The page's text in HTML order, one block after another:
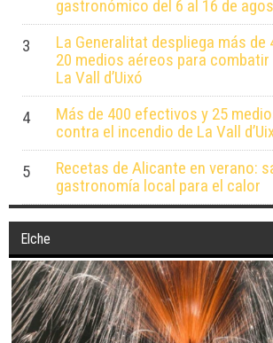
gastronómico del 6 al 16 de
3
La Generalitat despliega más
20 medios aéreos para
La Vall d’Uixó
4
Más de 400 efectivos y 25
contra el incendio de La Vall
5
Recetas de Alicante en verano:
gastronomía local para el calor
Elche